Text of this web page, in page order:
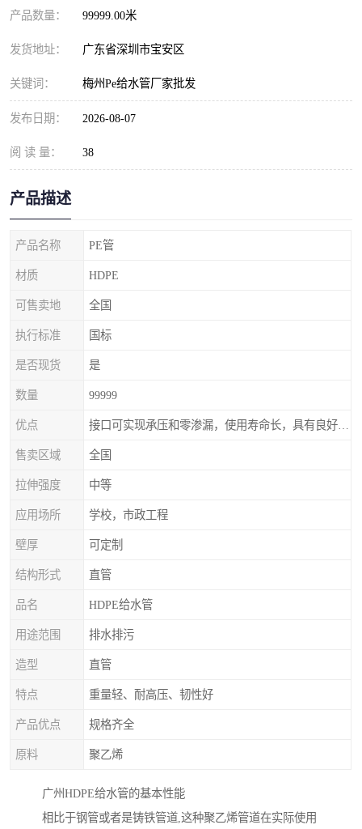
产品数量： 99999.00米
发货地址： 广东省深圳市宝安区
关键词： 梅州Pe给水管厂家批发
发布日期： 2026-08-07
阅 读 量： 38
产品描述
产品名称 PE管
材质 HDPE
可售卖地 全国
执行标准 国标
是否现货 是
数量 99999
优点
售卖区域 全国
拉伸强度 中等
应用场所 学校，市政工程
壁厚 可定制
结构形式 直管
品名 HDPE给水管
用途范围 排水排污
造型 直管
特点 重量轻、耐高压、韧性好
产品优点 规格齐全
原料 聚乙烯
广州HDPE给水管的基本性能
相比于钢管或者是铸铁管道,这种聚乙烯管道在实际使用